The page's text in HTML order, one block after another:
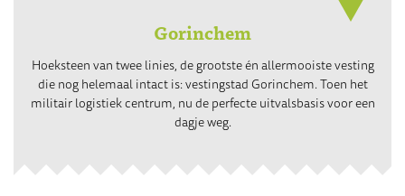
Gorinchem
Hoeksteen van twee linies, de grootste én allermooiste vesting
die nog helemaal intact is: vestingstad Gorinchem. Toen het
militair logistiek centrum, nu de perfecte uitvalsbasis voor een
dagje weg.